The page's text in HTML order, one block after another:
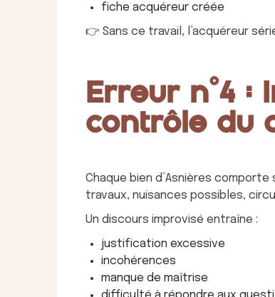
fiche acquéreur créée
👉 Sans ce travail, l’acquéreur
Erreur n°4
contrôle du
Chaque bien d’Asnières
travaux, nuisances possibles,
Un discours improvisé entraîne :
justification excessive
incohérences
manque de maîtrise